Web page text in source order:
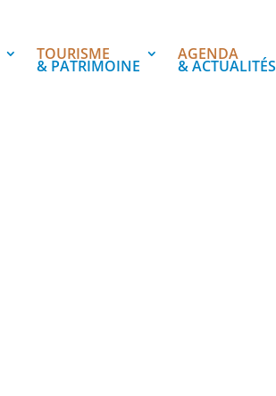
TOURISME
& PATRIMOINE
AGENDA
& ACTUALITÉS